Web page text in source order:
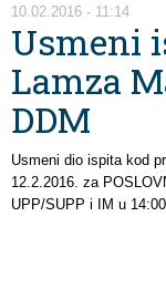
You are here
10.02.2016 - 11:14
Usmeni
Lamza
DDM
Usmeni dio ispita kod
12.2.2016. za
UPP/SUPP i IM u 14:00